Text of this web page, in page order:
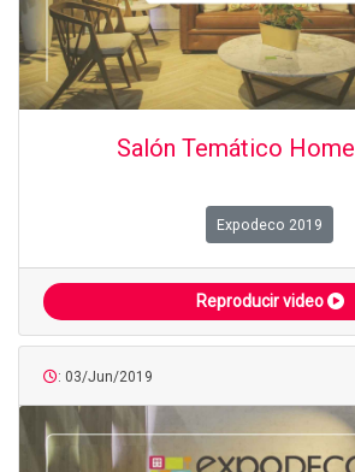
Salón Temático
Expodeco 2019
Reproducir video
: 03/Jun/2019